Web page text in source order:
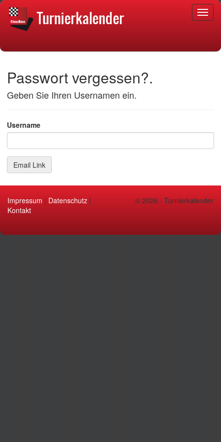
Passwort vergessen?.
Geben Sie Ihren Usernamen ein.
Username
© 2026 - Turnierkalender
Impressum | Datenschutz |
Kontakt